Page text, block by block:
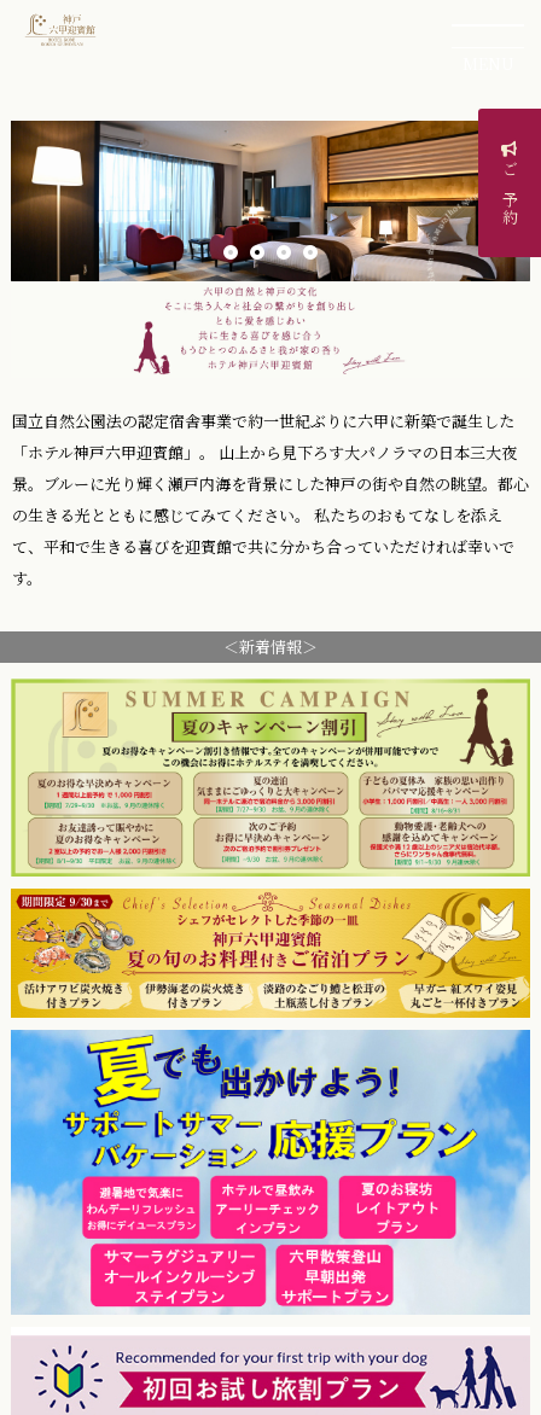
ご予約
国立自然公園法の認定宿舎事業で約一世紀ぶりに六甲に新築で誕生した
「ホテル神戸六甲迎賓館」。 山上から見下ろす大パノラマの日本三大夜
景。ブルーに光り輝く瀬戸内海を背景にした神戸の街や自然の眺望。都心
の生きる光とともに感じてみてください。 私たちのおもてなしを添え
て、平和で生きる喜びを迎賓館で共に分かち合っていただければ幸いで
す。
＜新着情報＞